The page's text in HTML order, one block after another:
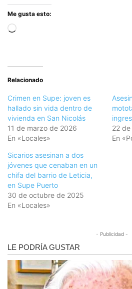
Me gusta esto:
Cargando...
Relacionado
Crimen en Supe: joven es
hallado sin vida dentro de
vivienda en San Nicolás
11 de marzo de 2026
En «Locales»
22
En
Sicarios asesinan a dos
jóvenes que cenaban en un
chifa del barrio de Leticia,
en Supe Puerto
30 de octubre de 2025
En «Locales»
- Publicidad -